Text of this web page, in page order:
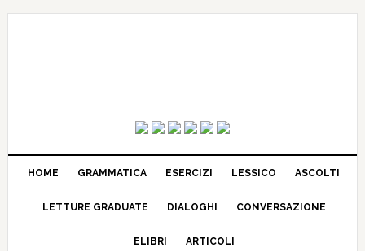
HOME GRAMMATICA ESERCIZI LESSICO ASCOLTI
LETTURE GRADUATE DIALOGHI CONVERSAZIONE
ELIBRI ARTICOLI